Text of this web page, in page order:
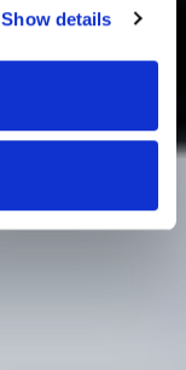
Show details